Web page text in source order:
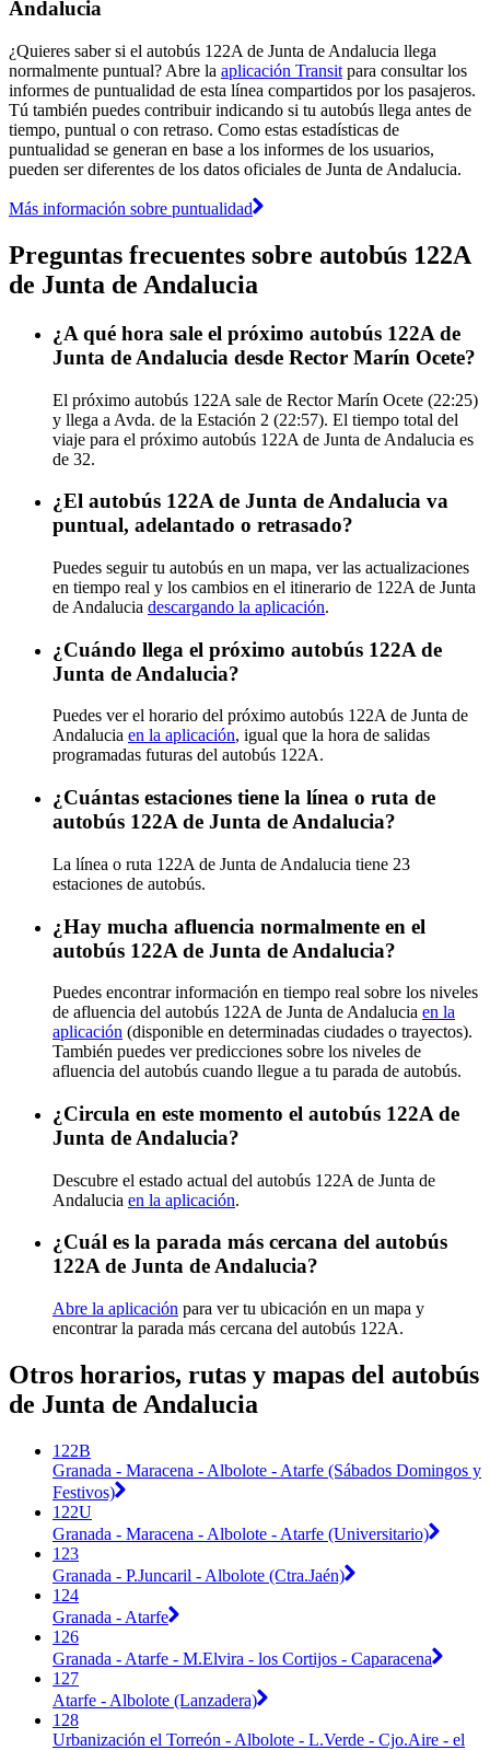
Andalucia
¿Quieres saber si el autobús 122A de Junta de Andalucia llega
normalmente puntual? Abre la aplicación Transit para consultar los
informes de puntualidad de esta línea compartidos por los pasajeros.
Tú también puedes contribuir indicando si tu autobús llega antes de
tiempo, puntual o con retraso. Como estas estadísticas de
puntualidad se generan en base a los informes de los usuarios,
pueden ser diferentes de los datos oficiales de Junta de Andalucia.
Más información sobre puntualidad
Preguntas frecuentes sobre autobús 122A
de Junta de Andalucia
¿A qué hora sale el próximo autobús 122A de
Junta de Andalucia desde Rector Marín Ocete?
El próximo autobús 122A sale de Rector Marín Ocete (22:25)
y llega a Avda. de la Estación 2 (22:57). El tiempo total del
viaje para el próximo autobús 122A de Junta de Andalucia es
de 32.
¿El autobús 122A de Junta de Andalucia va
puntual, adelantado o retrasado?
Puedes seguir tu autobús en un mapa, ver las actualizaciones
en tiempo real y los cambios en el itinerario de 122A de Junta
de Andalucia descargando la aplicación.
¿Cuándo llega el próximo autobús 122A de
Junta de Andalucia?
Puedes ver el horario del próximo autobús 122A de Junta de
Andalucia en la aplicación, igual que la hora de salidas
programadas futuras del autobús 122A.
¿Cuántas estaciones tiene la línea o ruta de
autobús 122A de Junta de Andalucia?
La línea o ruta 122A de Junta de Andalucia tiene 23
estaciones de autobús.
¿Hay mucha afluencia normalmente en el
autobús 122A de Junta de Andalucia?
Puedes encontrar información en tiempo real sobre los niveles
de afluencia del autobús 122A de Junta de Andalucia en la
aplicación (disponible en determinadas ciudades o trayectos).
También puedes ver predicciones sobre los niveles de
afluencia del autobús cuando llegue a tu parada de autobús.
¿Circula en este momento el autobús 122A de
Junta de Andalucia?
Descubre el estado actual del autobús 122A de Junta de
Andalucia en la aplicación.
¿Cuál es la parada más cercana del autobús
122A de Junta de Andalucia?
Abre la aplicación para ver tu ubicación en un mapa y
encontrar la parada más cercana del autobús 122A.
Otros horarios, rutas y mapas del autobús
de Junta de Andalucia
122B
Granada - Maracena - Albolote - Atarfe (Sábados Domingos y
Festivos)
122U
Granada - Maracena - Albolote - Atarfe (Universitario)
123
Granada - P.Juncaril - Albolote (Ctra.Jaén)
124
Granada - Atarfe
126
Granada - Atarfe - M.Elvira - los Cortijos - Caparacena
127
Atarfe - Albolote (Lanzadera)
128
Urbanización el Torreón - Albolote - L.Verde - Cjo.Aire - el